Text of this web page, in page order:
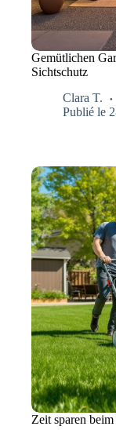
Gemütlichen
Sichtschutz
Clara T.
Publié le
Zeit sparen